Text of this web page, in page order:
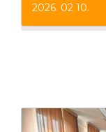
2026. 02 10.